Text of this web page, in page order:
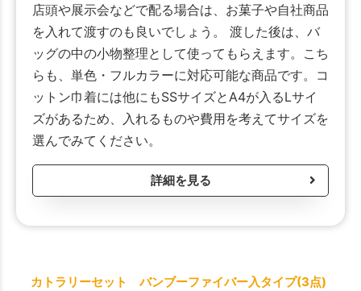
店頭や展示会などで配る場合は、お菓子や自社商品
を入れて渡すのも良いでしょう。 渡した後は、バ
ッグの中の小物整理として使ってもらえます。こち
らも、単色・フルカラーに対応可能な商品です。コ
ットン巾着には他にもSSサイズとA4が入るLサイ
ズがあるため、入れるものや費用を考えてサイズを
選んでみてください。
詳細を見る
カトラリーセット バンブーファイバー入タイプ(3点)